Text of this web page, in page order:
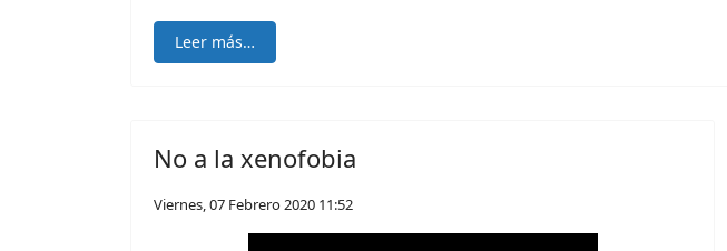
Leer más…
No a la xenofobia
Viernes, 07 Febrero 2020 11:52